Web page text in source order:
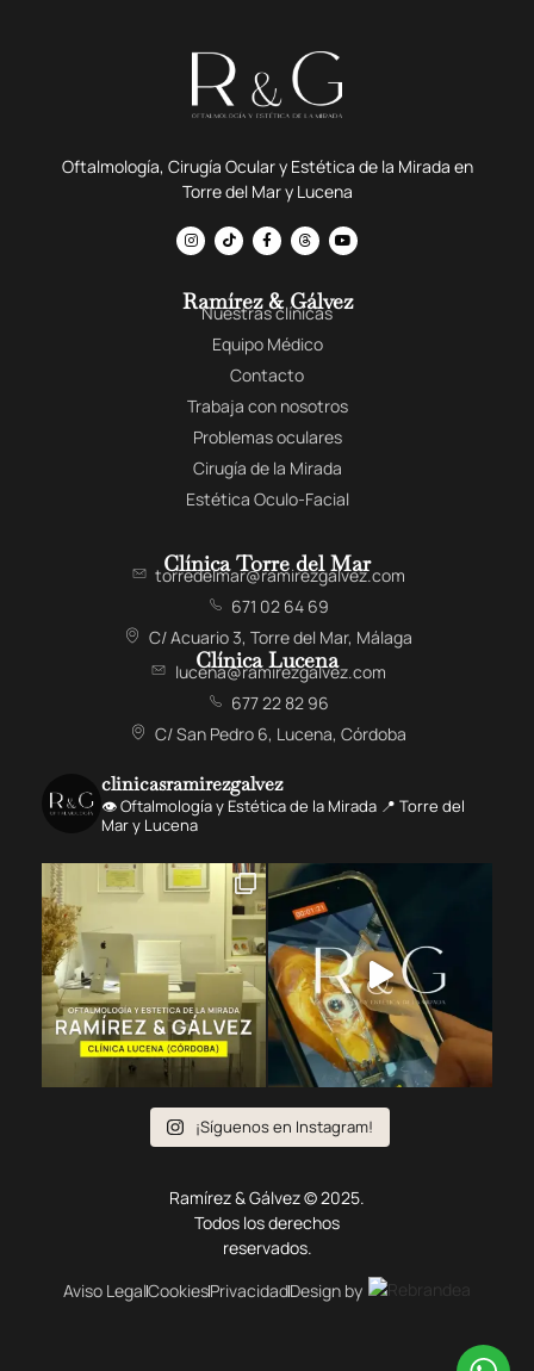
Oftalmología, Cirugía Ocular y Estética de la Mirada en
Torre del Mar y Lucena
Ramírez & Gálvez
Nuestras clínicas
Equipo Médico
Contacto
Trabaja con nosotros
Problemas oculares
Cirugía de la Mirada
Estética Oculo-Facial
Clínica Torre del Mar
torredelmar@ramirezgalvez.com
671 02 64 69
C/ Acuario 3, Torre del Mar, Málaga
Clínica Lucena
lucena@ramirezgalvez.com
677 22 82 96
C/ San Pedro 6, Lucena, Córdoba
clinicasramirezgalvez
👁️ Oftalmología y Estética de la Mirada 📍 Torre del
Mar y Lucena
¡Síguenos en Instagram!
Ramírez & Gálvez © 2025.
Todos los derechos
reservados.
Aviso LegalCookiesPrivacidadDesign by